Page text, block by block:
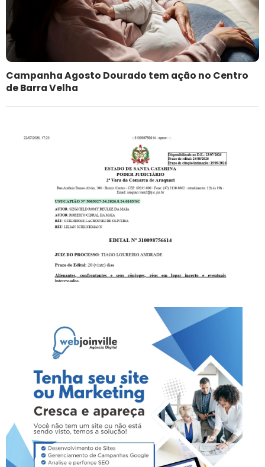
Campanha Agosto Dourado tem ação no Centro
de Barra Velha